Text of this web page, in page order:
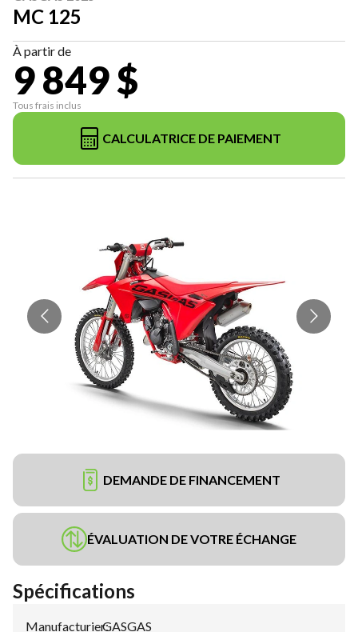
MC 125
À partir de
9 849 $
Tous frais inclus
CALCULATRICE DE PAIEMENT
DEMANDE DE FINANCEMENT
ÉVALUATION DE VOTRE ÉCHANGE
Spécifications
Manufacturier:
GASGAS